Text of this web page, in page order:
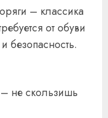
– классика
от обуви
безопасность.
не скользишь